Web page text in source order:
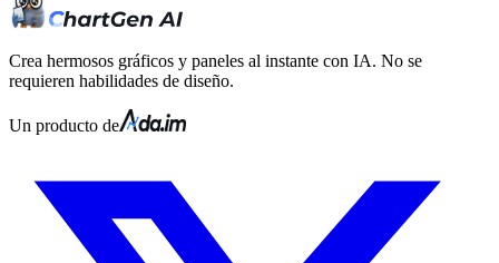
Crea hermosos gráficos y paneles al instante con IA. No se
requieren habilidades de diseño.
Un producto de